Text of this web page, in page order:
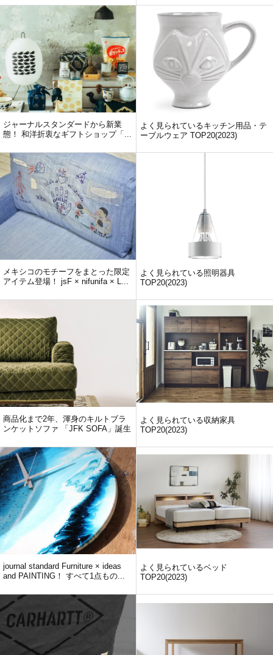
ジャーナルスタンダードから新業
態！ 和洋折衷なギフトショップ「...
メキシコのモチーフをまとった限定
アイテム登場！ jsF × nifunifa × L...
商品化まで2年、渾身のキルトブラ
ンケットソファ 「JFK SOFA」誕生
journal standard Furniture × ideas
and PAINTING！ すべて1点もの...
よく見られているキッチン用品・テ
ーブルウェア TOP20(2023)
よく見られている照明器具
TOP20(2023)
よく見られている収納家具
TOP20(2023)
よく見られているベッド
TOP20(2023)